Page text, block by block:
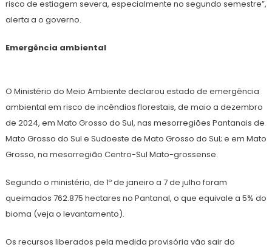
risco de estiagem severa, especialmente no segundo semestre”,
alerta a o governo.
Emergência ambiental
O Ministério do Meio Ambiente declarou estado de emergência
ambiental em risco de incêndios florestais, de maio a dezembro
de 2024, em Mato Grosso do Sul, nas mesorregiões Pantanais de
Mato Grosso do Sul e Sudoeste de Mato Grosso do Sul; e em Mato
Grosso, na mesorregião Centro-Sul Mato-grossense.
Segundo o ministério, de 1º de janeiro a 7 de julho foram
queimados 762.875 hectares no Pantanal, o que equivale a 5% do
bioma (veja o levantamento).
Os recursos liberados pela medida provisória vão sair do